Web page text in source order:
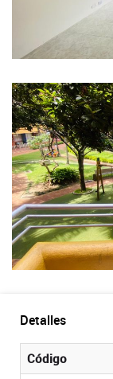
Detalles
Código